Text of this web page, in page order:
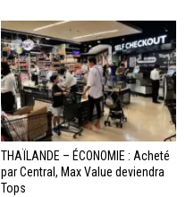
THAÏLANDE – ÉCONOMIE : Acheté
par Central, Max Value deviendra
Tops